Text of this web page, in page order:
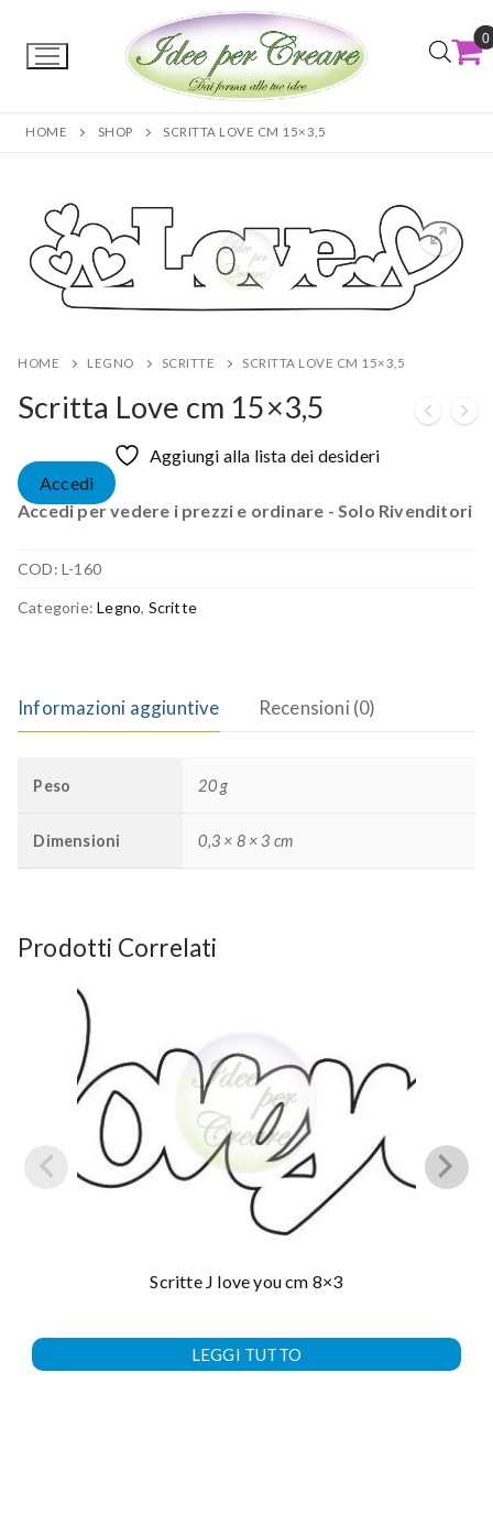
0
HOME SHOP SCRITTA LOVE CM 15×3,5
HOME LEGNO SCRITTE SCRITTA LOVE CM 15×3,5
Scritta Love cm 15×3,5
Aggiungi alla lista dei desideri
Accedi
Accedi per vedere i prezzi e ordinare - Solo Rivenditori
COD: L-160
Categorie:Legno, Scritte
Informazioni aggiuntive Recensioni (0)
Peso 20 g
Dimensioni 0,3 × 8 × 3 cm
Prodotti Correlati
Scritte J love you cm 8×3
LEGGI TUTTO